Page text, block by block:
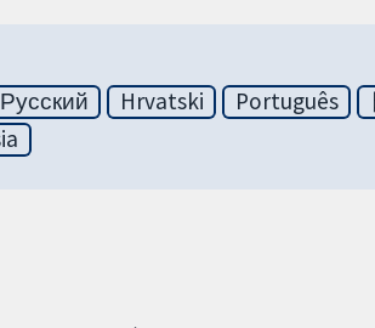
Русский Hrvatski Português